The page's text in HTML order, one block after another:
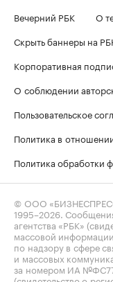
Вечерний РБК
О
Скрыть баннеры на
Корпоративная
О соблюдении
Пользовательское
Политика в
Политика обработки
© ООО
1995–2026 .
агентства «РБК»
массовой
по надзору в сфере
и массовых
за номером ИА